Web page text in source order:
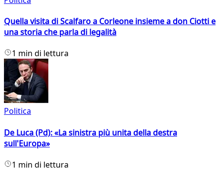
Quella visita di Scalfaro a Corleone insieme a don Ciotti e
una storia che parla di legalità
1 min di lettura
Politica
De Luca (Pd): «La sinistra più unita della destra
sull'Europa»
1 min di lettura